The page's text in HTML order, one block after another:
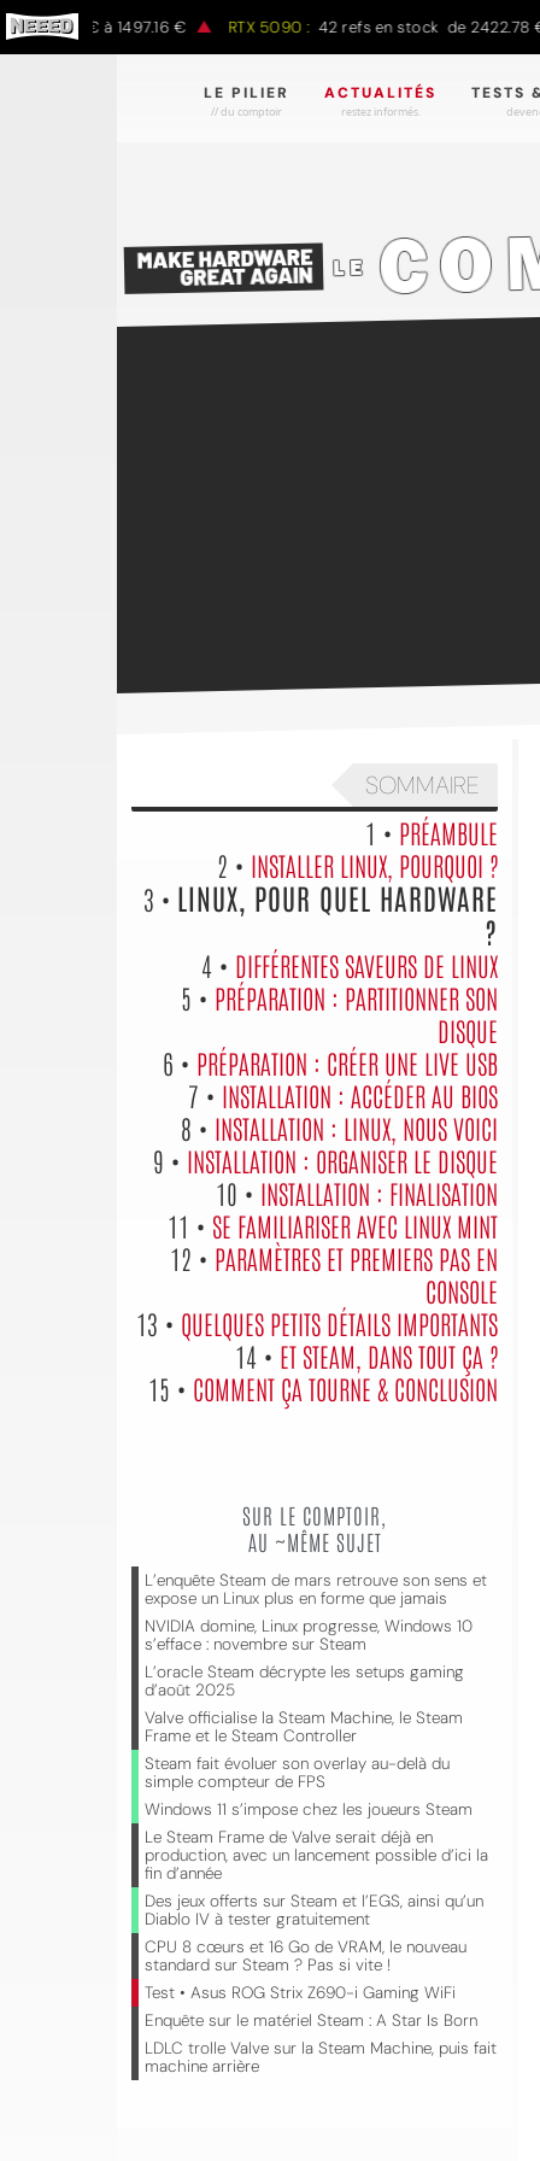
€ à 1497.16 € RTX 5090 : 42 refs en stock de 2422.78 € à
LE PILIER
// du comptoir
ACTUALITÉS
restez informés.
TESTS
SOMMAIRE
1 • PRÉAMBULE
2 • INSTALLER LINUX, POURQUOI ?
3 • LINUX, POUR QUEL HARDWARE
?
4 • DIFFÉRENTES SAVEURS DE LINUX
5 • PRÉPARATION : PARTITIONNER SON
DISQUE
6 • PRÉPARATION : CRÉER UNE LIVE USB
7 • INSTALLATION : ACCÉDER AU BIOS
8 • INSTALLATION : LINUX, NOUS VOICI
9 • INSTALLATION : ORGANISER LE DISQUE
10 • INSTALLATION : FINALISATION
11 • SE FAMILIARISER AVEC LINUX MINT
12 • PARAMÈTRES ET PREMIERS PAS EN
CONSOLE
13 • QUELQUES PETITS DÉTAILS IMPORTANTS
14 • ET STEAM, DANS TOUT ÇA ?
15 • COMMENT ÇA TOURNE & CONCLUSION
SUR LE COMPTOIR,
AU ~MÊME SUJET
L’enquête Steam de mars retrouve son sens et
expose un Linux plus en forme que jamais
NVIDIA domine, Linux progresse, Windows 10
s’efface : novembre sur Steam
L’oracle Steam décrypte les setups gaming
d’août 2025
Valve officialise la Steam Machine, le Steam
Frame et le Steam Controller
Steam fait évoluer son overlay au-delà du
simple compteur de FPS
Windows 11 s’impose chez les joueurs Steam
Le Steam Frame de Valve serait déjà en
production, avec un lancement possible d’ici la
fin d’année
Des jeux offerts sur Steam et l’EGS, ainsi qu’un
Diablo IV à tester gratuitement
CPU 8 cœurs et 16 Go de VRAM, le nouveau
standard sur Steam ? Pas si vite !
Test • Asus ROG Strix Z690-i Gaming WiFi
Enquête sur le matériel Steam : A Star Is Born
LDLC trolle Valve sur la Steam Machine, puis fait
machine arrière